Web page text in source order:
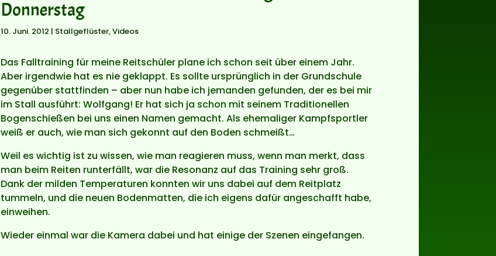
Donnerstag
10. Juni. 2012 | Stallgeflüster,Videos
Das Falltraining für meine Reitschüler plane ich schon seit über einem Jahr.
Aber irgendwie hat es nie geklappt. Es sollte ursprünglich in der Grundschule
gegenüber stattfinden – aber nun habe ich jemanden gefunden, der es bei mir
im Stall ausführt: Wolfgang! Er hat sich ja schon mit seinem Traditionellen
Bogenschießen bei uns einen Namen gemacht. Als ehemaliger Kampfsportler
weiß er auch, wie man sich gekonnt auf den Boden schmeißt…
Weil es wichtig ist zu wissen, wie man reagieren muss, wenn man merkt, dass
man beim Reiten runterfällt, war die Resonanz auf das Training sehr groß.
Dank der milden Temperaturen konnten wir uns dabei auf dem Reitplatz
tummeln, und die neuen Bodenmatten, die ich eigens dafür angeschafft habe,
einweihen.
Wieder einmal war die Kamera dabei und hat einige der Szenen eingefangen.